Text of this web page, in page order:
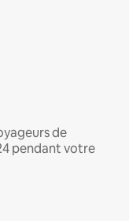
de
pendant votre